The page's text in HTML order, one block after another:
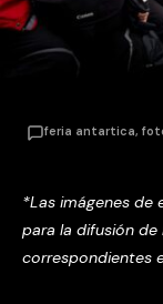
feria antartica,
*Las imágenes de
para la difusión de
correspondientes